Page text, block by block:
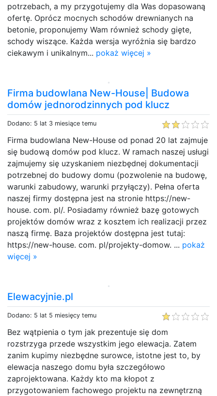
potrzebach, a my przygotujemy dla Was dopasowaną
ofertę. Oprócz mocnych schodów drewnianych na
betonie, proponujemy Wam również schody gięte,
schody wiszące. Każda wersja wyróżnia się bardzo
ciekawym i unikalnym... pokaż więcej »
Firma budowlana New-House| Budowa
domów jednorodzinnych pod klucz
Dodano: 5 lat 3 miesiące temu
Firma budowlana New-House od ponad 20 lat zajmuje
się budową domów pod klucz. W ramach naszej usługi
zajmujemy się uzyskaniem niezbędnej dokumentacji
potrzebnej do budowy domu (pozwolenie na budowę,
warunki zabudowy, warunki przyłączy). Pełna oferta
naszej firmy dostępna jest na stronie https://new-
house. com. pl/. Posiadamy również bazę gotowych
projektów domów wraz z kosztem ich realizacji przez
naszą firmę. Baza projektów dostępna jest tutaj:
https://new-house. com. pl/projekty-domow. ... pokaż
więcej »
Elewacyjnie.pl
Dodano: 5 lat 5 miesięcy temu
Bez wątpienia o tym jak prezentuje się dom
rozstrzyga przede wszystkim jego elewacja. Zatem
zanim kupimy niezbędne surowce, istotne jest to, by
elewacja naszego domu była szczegółowo
zaprojektowana. Każdy kto ma kłopot z
przygotowaniem fachowego projektu na zewnętrzną